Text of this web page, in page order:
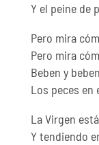
Y el peine de
Pero mira
Pero mira
Beben y
Los peces en
La Virgen
Y tendiendo